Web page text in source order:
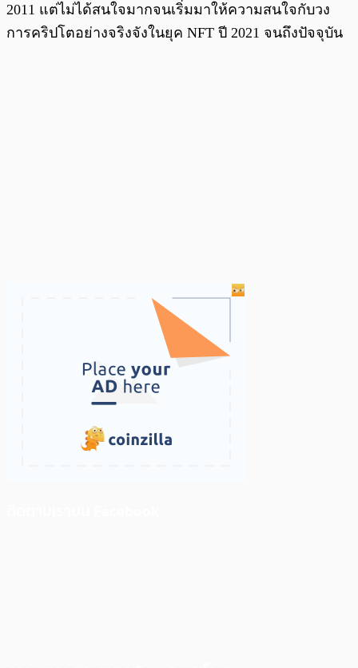
2011 แต่ไม่ได้สนใจมากจนเริ่มมาให้ความสนใจกับวง
การคริปโตอย่างจริงจังในยุค NFT ปี 2021 จนถึงปัจจุบัน